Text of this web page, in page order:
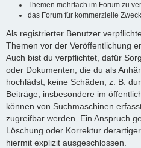
Themen mehrfach im Forum zu
das Forum für kommerzielle
Als registrierter Benutzer
Themen vor der Veröffentlichung
Auch bist du verpflichtet, dafür
oder Dokumenten, die du als
hochlädst, keine Schäden, z. B.
Beiträge, insbesondere im
können von Suchmaschinen
zugreifbar werden. Ein Anspruch
Löschung oder Korrektur
hiermit explizit ausgeschlossen.